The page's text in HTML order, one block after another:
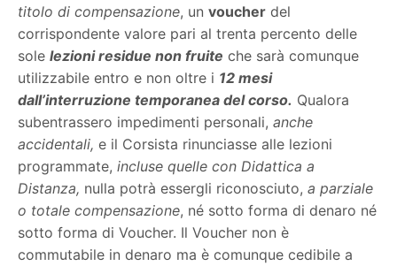
titolo di compensazione, unvoucher del
corrispondente valore pari al trenta percento delle
solelezioni residue non fruite che sarà comunque
utilizzabile entro e non oltre i 12 mesi
dall’interruzione temporanea del corso. Qualora
subentrassero impedimenti personali, anche
accidentali, e il Corsista rinunciasse alle lezioni
programmate, incluse quelle con Didattica a
Distanza, nulla potrà essergli riconosciuto,a parziale
o totale compensazione, né sotto forma di denaro né
sotto forma di Voucher. Il Voucher non è
commutabile in denaro ma è comunque cedibile a